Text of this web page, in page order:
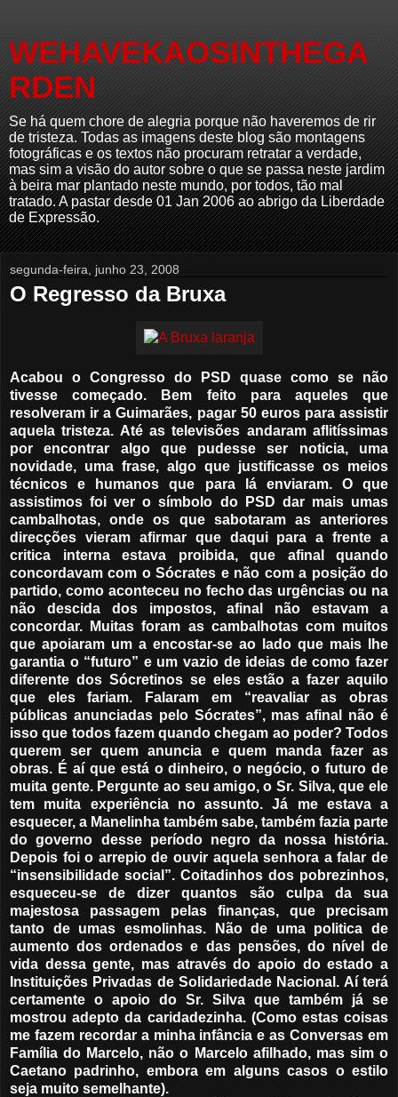
WEHAVEKAOSINTHEGA
RDEN
Se há quem chore de alegria porque não haveremos de rir
de tristeza. Todas as imagens deste blog são montagens
fotográficas e os textos não procuram retratar a verdade,
mas sim a visão do autor sobre o que se passa neste jardim
à beira mar plantado neste mundo, por todos, tão mal
tratado. A pastar desde 01 Jan 2006 ao abrigo da Liberdade
de Expressão.
segunda-feira, junho 23, 2008
O Regresso da Bruxa
Acabou o Congresso do PSD quase como se não
tivesse começado. Bem feito para aqueles que
resolveram ir a Guimarães, pagar 50 euros para assistir
aquela tristeza. Até as televisões andaram aflitíssimas
por encontrar algo que pudesse ser noticia, uma
novidade, uma frase, algo que justificasse os meios
técnicos e humanos que para lá enviaram. O que
assistimos foi ver o símbolo do PSD dar mais umas
cambalhotas, onde os que sabotaram as anteriores
direcções vieram afirmar que daqui para a frente a
critica interna estava proibida, que afinal quando
concordavam com o Sócrates e não com a posição do
partido, como aconteceu no fecho das urgências ou na
não descida dos impostos, afinal não estavam a
concordar. Muitas foram as cambalhotas com muitos
que apoiaram um a encostar-se ao lado que mais lhe
garantia o “futuro” e um vazio de ideias de como fazer
diferente dos Sócretinos se eles estão a fazer aquilo
que eles fariam. Falaram em “reavaliar as obras
públicas anunciadas pelo Sócrates”, mas afinal não é
isso que todos fazem quando chegam ao poder? Todos
querem ser quem anuncia e quem manda fazer as
obras. É aí que está o dinheiro, o negócio, o futuro de
muita gente. Pergunte ao seu amigo, o Sr. Silva, que ele
tem muita experiência no assunto. Já me estava a
esquecer, a Manelinha também sabe, também fazia parte
do governo desse período negro da nossa história.
Depois foi o arrepio de ouvir aquela senhora a falar de
“insensibilidade social”. Coitadinhos dos pobrezinhos,
esqueceu-se de dizer quantos são culpa da sua
majestosa passagem pelas finanças, que precisam
tanto de umas esmolinhas. Não de uma politica de
aumento dos ordenados e das pensões, do nível de
vida dessa gente, mas através do apoio do estado a
Instituições Privadas de Solidariedade Nacional. Aí terá
certamente o apoio do Sr. Silva que também já se
mostrou adepto da caridadezinha. (Como estas coisas
me fazem recordar a minha infância e as Conversas em
Família do Marcelo, não o Marcelo afilhado, mas sim o
Caetano padrinho, embora em alguns casos o estilo
seja muito semelhante).